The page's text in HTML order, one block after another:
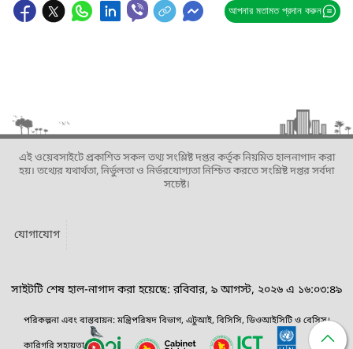
আপনার মতামত প্রদান করুন
এই ওয়েবসাইটে প্রকাশিত সকল তথ্য সংশ্লিষ্ট দপ্তর কর্তৃক নিয়মিত হালনাগাদ করা
হয়। তথ্যের যথার্থতা, নির্ভুলতা ও নির্ভরযোগ্যতা নিশ্চিত করতে সংশ্লিষ্ট দপ্তর সর্বদা
সচেষ্ট।
যোগাযোগ
সাইটটি শেষ হাল-নাগাদ করা হয়েছে: রবিবার, ৯ আগস্ট, ২০২৬ এ ১৬:০৩:৪৯
পরিকল্পনা এবং বাস্তবায়ন: মন্ত্রিপরিষদ বিভাগ, এটুআই, বিসিসি, ডিওআইসিটি ও বেসিস।
কারিগরি সহায়তা